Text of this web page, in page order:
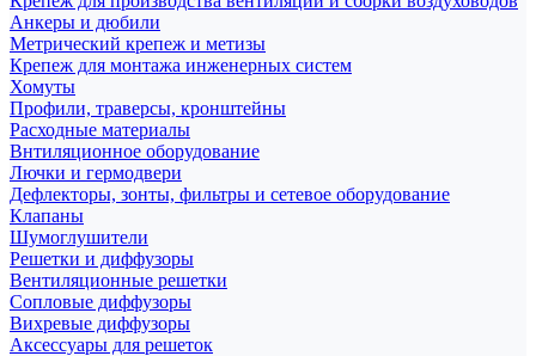
Анкеры и дюбили
Метрический крепеж и метизы
Крепеж для монтажа инженерных систем
Хомуты
Профили, траверсы, кронштейны
Расходные материалы
Внтиляционное оборудование
Лючки и гермодвери
Дефлекторы, зонты, фильтры и сетевое оборудование
Клапаны
Шумоглушители
Решетки и диффузоры
Вентиляционные решетки
Сопловые диффузоры
Вихревые диффузоры
Аксессуары для решеток